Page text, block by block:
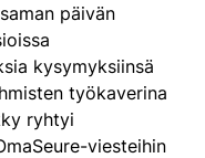
päivän
kysymyksiinsä
työkaverina
ryhtyi
viesteihin